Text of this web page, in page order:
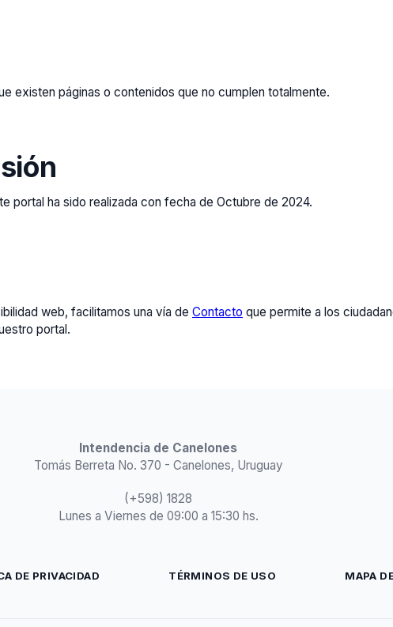
existen páginas o contenidos que no cumplen totalmente.
portal ha sido realizada con fecha de Octubre de 2024.
web, facilitamos una vía de Contacto que permite a los
portal.
Intendencia de Canelones
Tomás Berreta No. 370 - Canelones, Uruguay
(+598) 1828
Lunes a Viernes de 09:00 a 15:30 hs.
DE PRIVACIDAD TÉRMINOS DE USO MAPA